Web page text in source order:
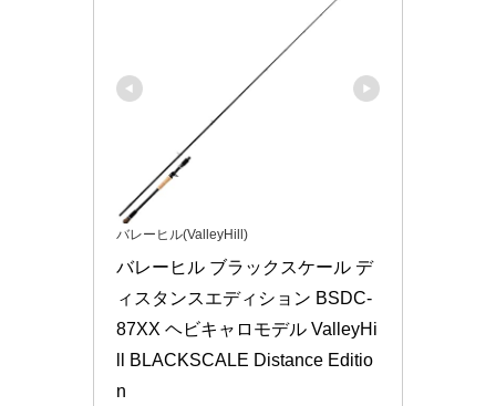
バレーヒル(ValleyHill)
バレーヒル ブラックスケール デ
ィスタンスエディション BSDC-
87XX ヘビキャロモデル ValleyHi
ll BLACKSCALE Distance Editio
n